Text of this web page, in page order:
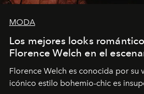
MODA
Los mejores looks
Florence Welch en el
Florence Welch es conocida por su
icónico estilo bohemio-chic es